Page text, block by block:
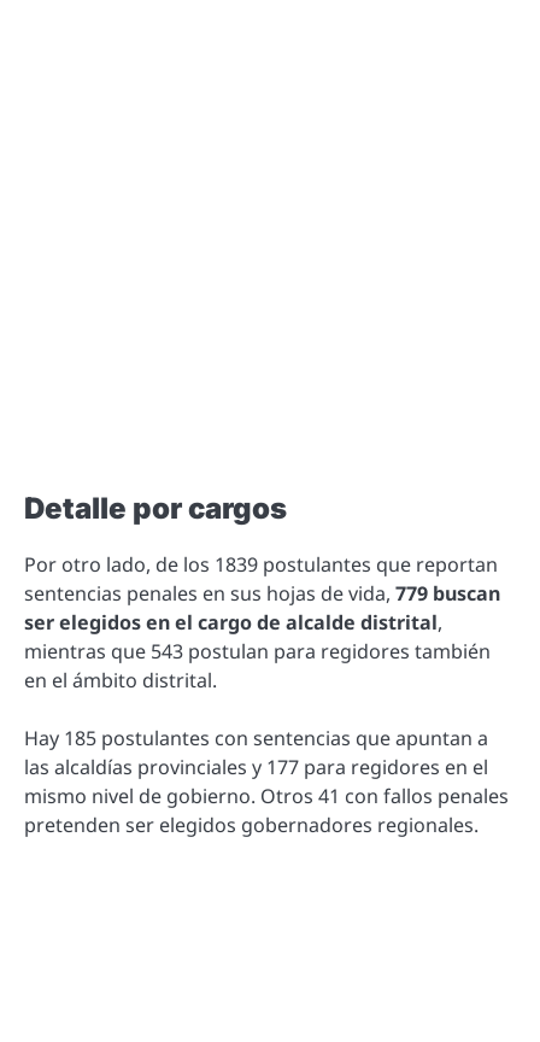
Detalle por cargos
Por otro lado, de los 1839 postulantes que reportan
sentencias penales en sus hojas de vida, 779 buscan
ser elegidos en el cargo de alcalde distrital,
mientras que 543 postulan para regidores también
en el ámbito distrital.
Hay 185 postulantes con sentencias que apuntan a
las alcaldías provinciales y 177 para regidores en el
mismo nivel de gobierno. Otros 41 con fallos penales
pretenden ser elegidos gobernadores regionales.